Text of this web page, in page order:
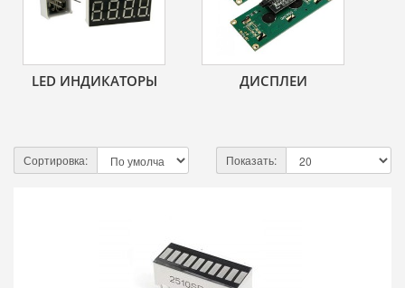
LED ИНДИКАТОРЫ ДИСПЛЕИ
Сортировка: Показать: